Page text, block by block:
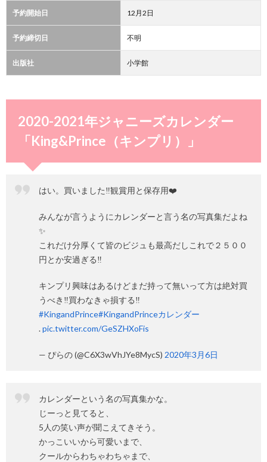
予約開始日 12月2日
予約締切日 不明
出版社 小学館
2020-2021年ジャニーズカレンダー
「King&Prince（キンプリ）」
はい。買いました‼️観賞用と保存用❤️
みんなが言うようにカレンダーと言う名の写真集だよね
✨
これだけ分厚くて皆のビジュも最高だしこれで２５００
円とか安過ぎる‼️
キンプリ興味はあるけどまだ持って無いって方は絶対買
うべき‼️買わなきゃ損する‼️
#KingandPrince#KingandPrinceカレンダー
.pic.twitter.com/GeSZHXoFis
— ぴらの (@C6X3wVhJYe8MycS) 2020年3月6日
カレンダーという名の写真集かな。
じーっと見てると、
5人の笑い声が聞こえてきそう。
かっこいいから可愛いまで、
クールからわちゃわちゃまで、